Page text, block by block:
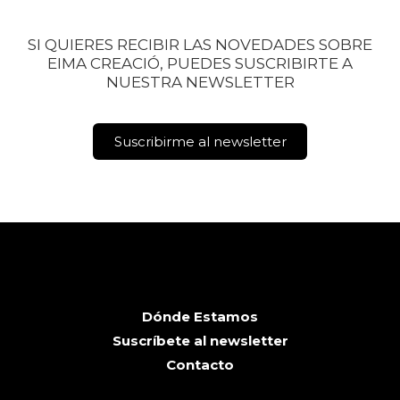
imprescindible.
SI QUIERES RECIBIR LAS NOVEDADES SOBRE
EIMA CREACIÓ, PUEDES SUSCRIBIRTE A
NUESTRA NEWSLETTER
Suscribirme al newsletter
Dónde Estamos
Suscríbete al newsletter
Contacto